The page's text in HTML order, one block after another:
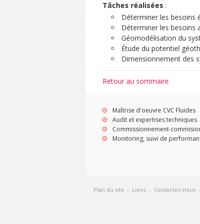
Tâches réalisées :
Déterminer les besoins
Déterminer les besoins
Géomodélisation du
Étude du potentiel
Dimensionnement des
Retour au sommaire
Maîtrise d'oeuvre CVC Fluides
Audit et expertises techniques
Commissionnement-
Monitoring, suivi de
Plan du site - Liens - Contactez-nous -